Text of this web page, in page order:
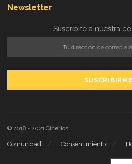
Newsletter
Suscribite a nuestra
© 2018 - 2021 Cinefilos
Comunidad Consentimiento